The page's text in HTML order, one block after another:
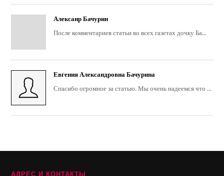
Алексанр Бачурин
После комментариев статьи во всех газетах дочку Ба...
Евгения Александровна Бачурина
Спасибо огромное за статью. Мы очень надеемся что ...
АДРЕС И КОНТАКТЫ